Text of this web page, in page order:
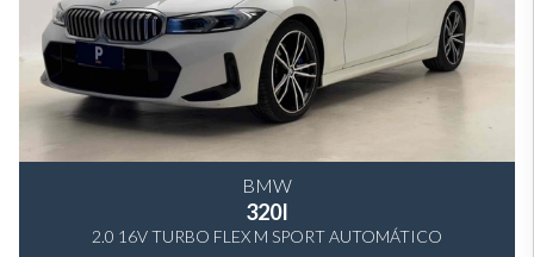
BMW
320I
2.0 16V TURBO FLEX M SPORT AUTOMÁTICO